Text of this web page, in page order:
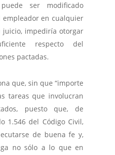
ser modificado
en cualquier
juicio, impediría otorgar
respecto del
pactadas.
que, sin que “importe
tareas que involucran
puesto que, de
1.546 del Código Civil,
de buena fe y,
no sólo a lo que en